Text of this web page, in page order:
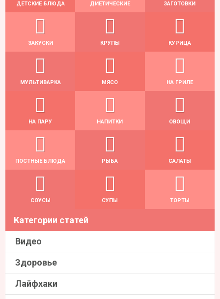
ДЕТСКИЕ БЛЮДА ДИЕТИЧЕСКИЕ ЗАГОТОВКИ
ЗАКУСКИ КРУПЫ КУРИЦА
МУЛЬТИВАРКА МЯСО НА ГРИЛЕ
НА ПАРУ НАПИТКИ ОВОЩИ
ПОСТНЫЕ БЛЮДА РЫБА САЛАТЫ
СОУСЫ СУПЫ ТОРТЫ
Категории статей
Видео
Здоровье
Лайфхаки